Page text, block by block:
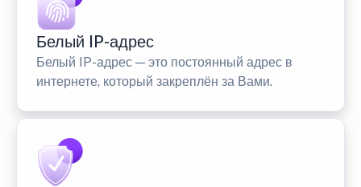
Белый IP-адрес
Белый IP-адрес — это постоянный адрес в
интернете, который закреплён за Вами.